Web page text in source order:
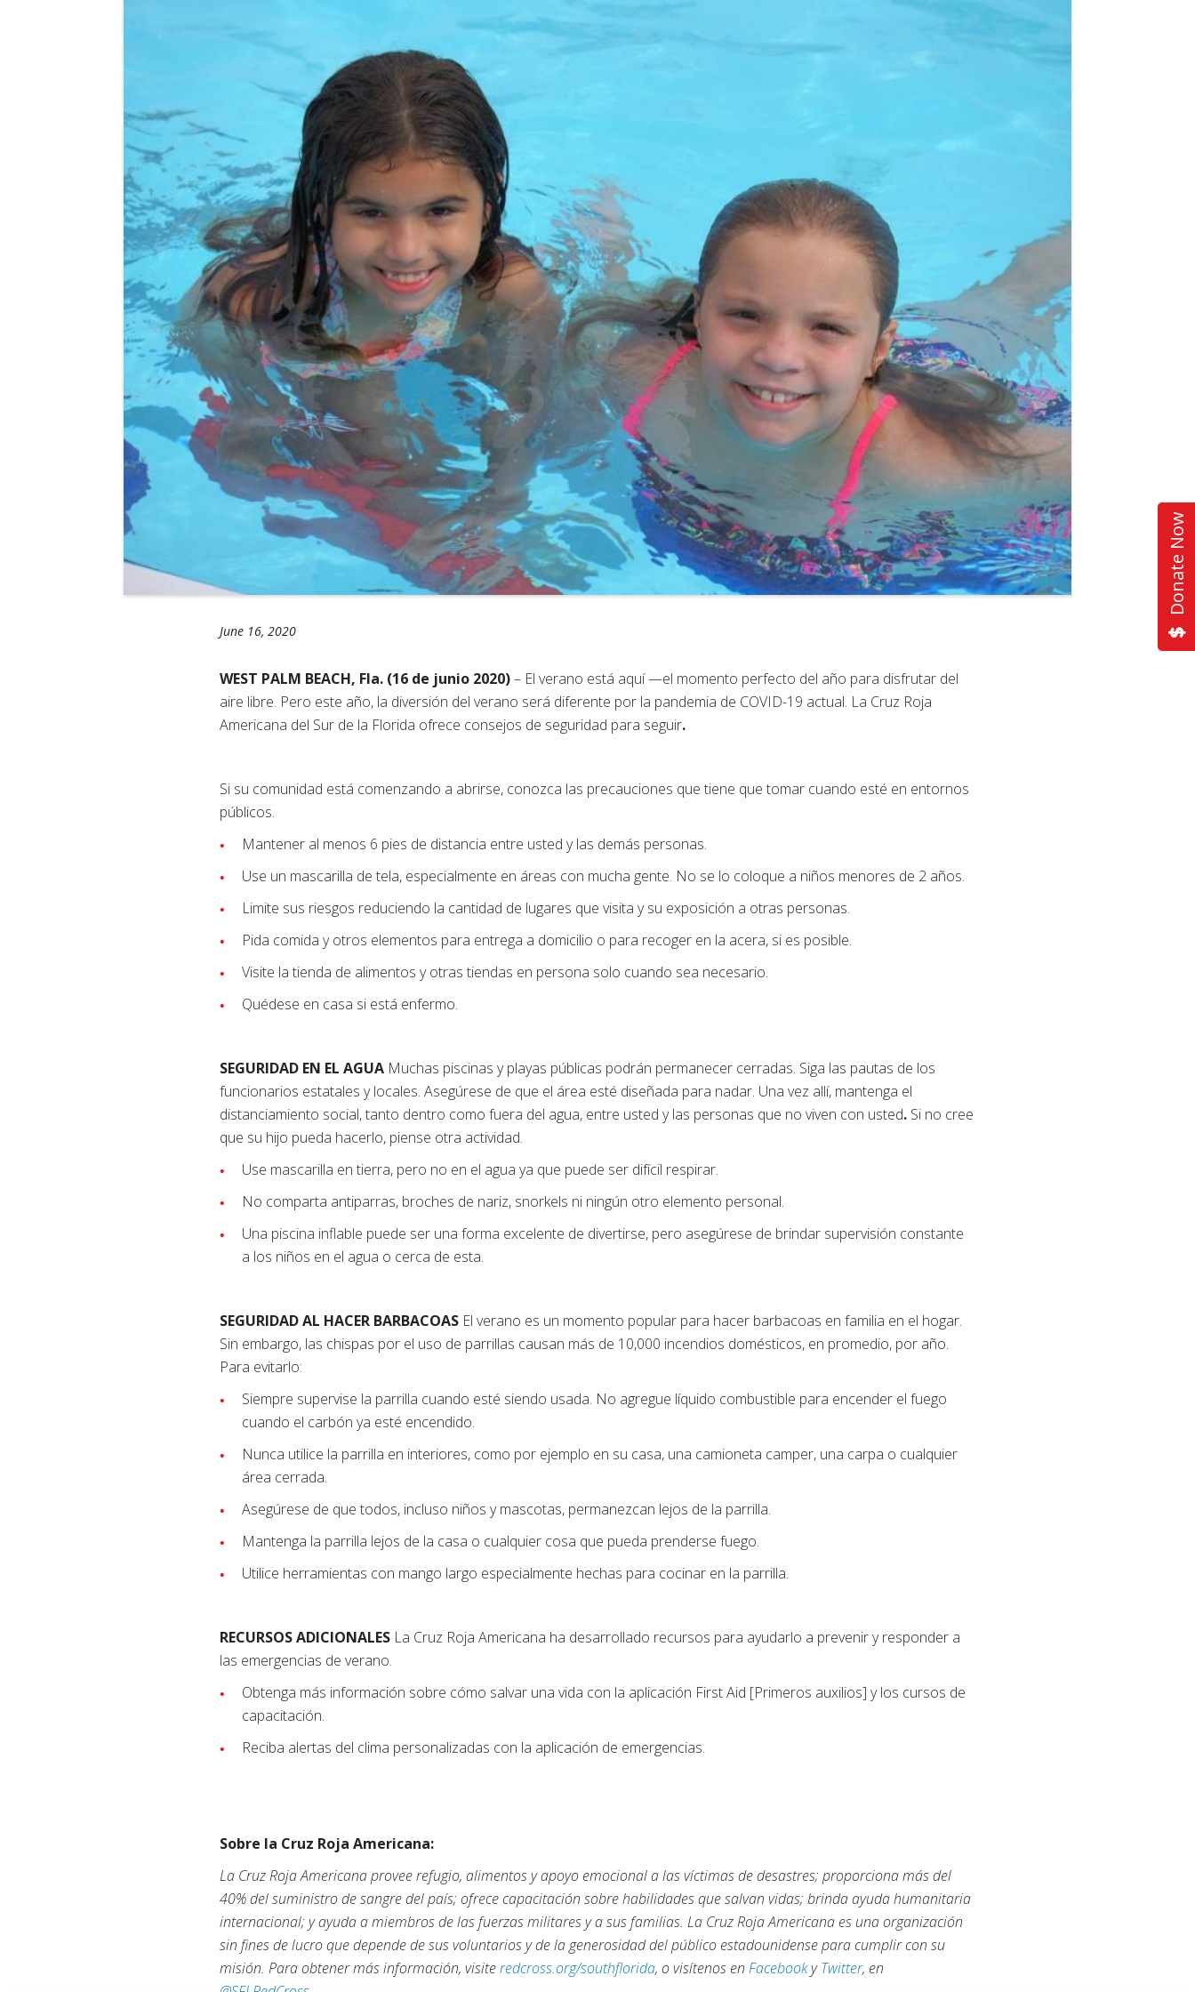
Donate Now
June 16, 2020
WEST PALM BEACH, Fla. (16 de junio 2020)– El verano está aquí —el momento perfecto del año para disfrutar del
aire libre. Pero este año, la diversión del verano será diferente por la pandemia de COVID-19 actual. La Cruz Roja
Americana del Sur de la Florida ofrece consejos de seguridad para seguir.
Si su comunidad está comenzando a abrirse, conozca las precauciones que tiene que tomar cuando esté en entornos
públicos.
Mantener al menos 6 pies de distancia entre usted y las demás personas.
Use un mascarilla de tela, especialmente en áreas con mucha gente. No se lo coloque a niños menores de 2 años.
Limite sus riesgos reduciendo la cantidad de lugares que visita y su exposición a otras personas.
Pida comida y otros elementos para entrega a domicilio o para recoger en la acera, si es posible.
Visite la tienda de alimentos y otras tiendas en persona solo cuando sea necesario.
Quédese en casa si está enfermo.
SEGURIDAD EN EL AGUA Muchas piscinas y playas públicas podrán permanecer cerradas. Siga las pautas de los
funcionarios estatales y locales. Asegúrese de que el área esté diseñada para nadar. Una vez allí, mantenga el
distanciamiento social, tanto dentro como fuera del agua, entre usted y las personas que no viven con usted. Si no cree
que su hijo pueda hacerlo, piense otra actividad.
Use mascarilla en tierra, pero no en el agua ya que puede ser difícil respirar.
No comparta antiparras, broches de nariz, snorkels ni ningún otro elemento personal.
Una piscina inflable puede ser una forma excelente de divertirse, pero asegúrese de brindar supervisión constante
a los niños en el agua o cerca de esta.
SEGURIDAD AL HACER BARBACOAS El verano es un momento popular para hacer barbacoas en familia en el hogar.
Sin embargo, las chispas por el uso de parrillas causan más de 10,000 incendios domésticos, en promedio, por año.
Para evitarlo:
Siempre supervise la parrilla cuando esté siendo usada. No agregue líquido combustible para encender el fuego
cuando el carbón ya esté encendido.
Nunca utilice la parrilla en interiores, como por ejemplo en su casa, una camioneta camper, una carpa o cualquier
área cerrada.
Asegúrese de que todos, incluso niños y mascotas, permanezcan lejos de la parrilla.
Mantenga la parrilla lejos de la casa o cualquier cosa que pueda prenderse fuego.
Utilice herramientas con mango largo especialmente hechas para cocinar en la parrilla.
RECURSOS ADICIONALES La Cruz Roja Americana ha desarrollado recursos para ayudarlo a prevenir y responder a
las emergencias de verano.
Obtenga más información sobre cómo salvar una vida con la aplicación First Aid [Primeros auxilios] y los cursos de
capacitación.
Reciba alertas del clima personalizadas con la aplicación de emergencias.
Sobre la Cruz Roja Americana:
La Cruz Roja Americana provee refugio, alimentos y apoyo emocional a las víctimas de desastres; proporciona más del
40% del suministro de sangre del país; ofrece capacitación sobre habilidades que salvan vidas; brinda ayuda humanitaria
internacional; y ayuda a miembros de las fuerzas militares y a sus familias. La Cruz Roja Americana es una organización
sin fines de lucro que depende de sus voluntarios y de la generosidad del público estadounidense para cumplir con su
misión. Para obtener más información, visiteredcross.org/southflorida, o visítenos enFacebookyTwitter, en